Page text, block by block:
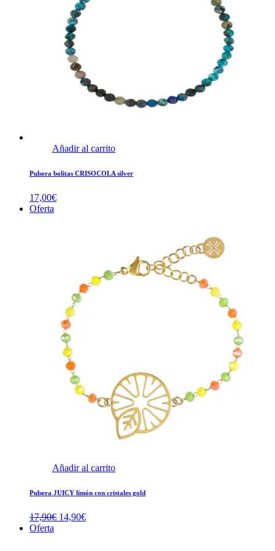
Añadir al carrito
Pulsera bolitas CRISOCOLA silver
17,00€
Oferta
Añadir al carrito
Pulsera JUICY limón con cristales gold
17,90€ El
14,90€El
Oferta